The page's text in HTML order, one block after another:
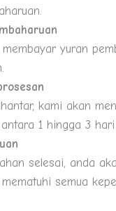
yuran
kami akan
1 hingga 3
selesai, anda
semua